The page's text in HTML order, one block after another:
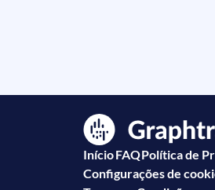
InícioFAQPolítica de
Configurações de